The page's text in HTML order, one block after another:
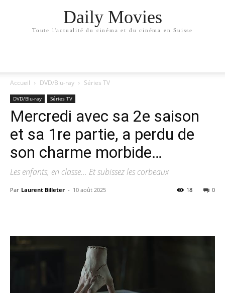
Daily Movies
Toute l'actualité du cinéma et du cinéma en Suisse
Accueil DVD/Blu-ray Séries TV
DVD/Blu-ray Séries TV
Mercredi avec sa 2e saison
et sa 1re partie, a perdu de
son charme morbide…
Les enfants, en classe... Et subissez les corbeaux
Par Laurent Billeter - 10 août 2025 0
18